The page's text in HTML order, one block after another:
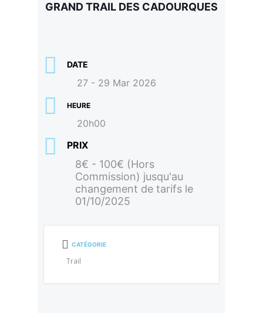
GRAND TRAIL DES CADOURQUES
DATE
27 - 29 Mar 2026
HEURE
20h00
PRIX
8€ - 100€ (Hors
Commission) jusqu'au
changement de tarifs le
01/10/2025
CATÉGORIE
Trail